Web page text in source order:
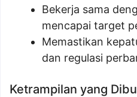
Bekerja sama
mencapai target
Memastikan
dan regulasi
Ketrampilan yang